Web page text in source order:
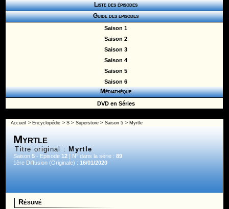
Liste des épisodes
Guide des épisodes
Saison 1
Saison 2
Saison 3
Saison 4
Saison 5
Saison 6
Médiathèque
DVD en Séries
Accueil > Encyclopédie >S > Superstore> Saison 5 > Myrtle
Myrtle
Titre original : Myrtle
Saison5 - Episode12 | N° dans la série :89
1ère Diffusion (Originale) :16/01/2020
Résumé